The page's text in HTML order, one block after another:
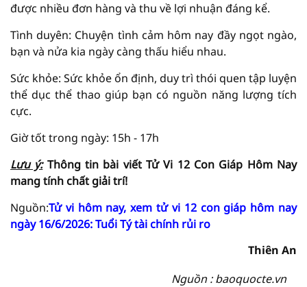
được nhiều đơn hàng và thu về lợi nhuận đáng kể.
Tình duyên: Chuyện tình cảm hôm nay đầy ngọt ngào,
bạn và nửa kia ngày càng thấu hiểu nhau.
Sức khỏe: Sức khỏe ổn định, duy trì thói quen tập luyện
thể dục thể thao giúp bạn có nguồn năng lượng tích
cực.
Giờ tốt trong ngày: 15h - 17h
Lưu ý: Thông tin bài viếtTử Vi 12 Con Giáp Hôm Nay
mang tính chất giảitrí!
Nguồn:Tử vi hôm nay, xem tử vi 12 con giáp hôm nay
ngày 16/6/2026: Tuổi Tý tài chính rủi ro
Thiên An
Nguồn : baoquocte.vn